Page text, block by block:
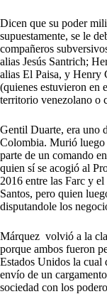
Dicen que su poder
supuestamente, se le
compañeros
alias Jesús Santrich;
alias El Paisa, y Henry
(quienes estuvieron en
territorio venezolano o
Gentil Duarte, era uno
Colombia. Murió luego
parte de un comando
quien sí se acogió al
2016 entre las Farc y
Santos, pero quien
disputandole los
Márquez volvió a la
porque ambos fueron
Estados Unidos la cual
envío de un
sociedad con los